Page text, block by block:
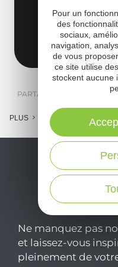
12250
PARTAGER : E-MAIL
PLUS
Ne manquez pas
et laissez-vous
pleinement de
Pour un
des
sociaux,
navigation,
de vous
ce site utilise
stockent aucune